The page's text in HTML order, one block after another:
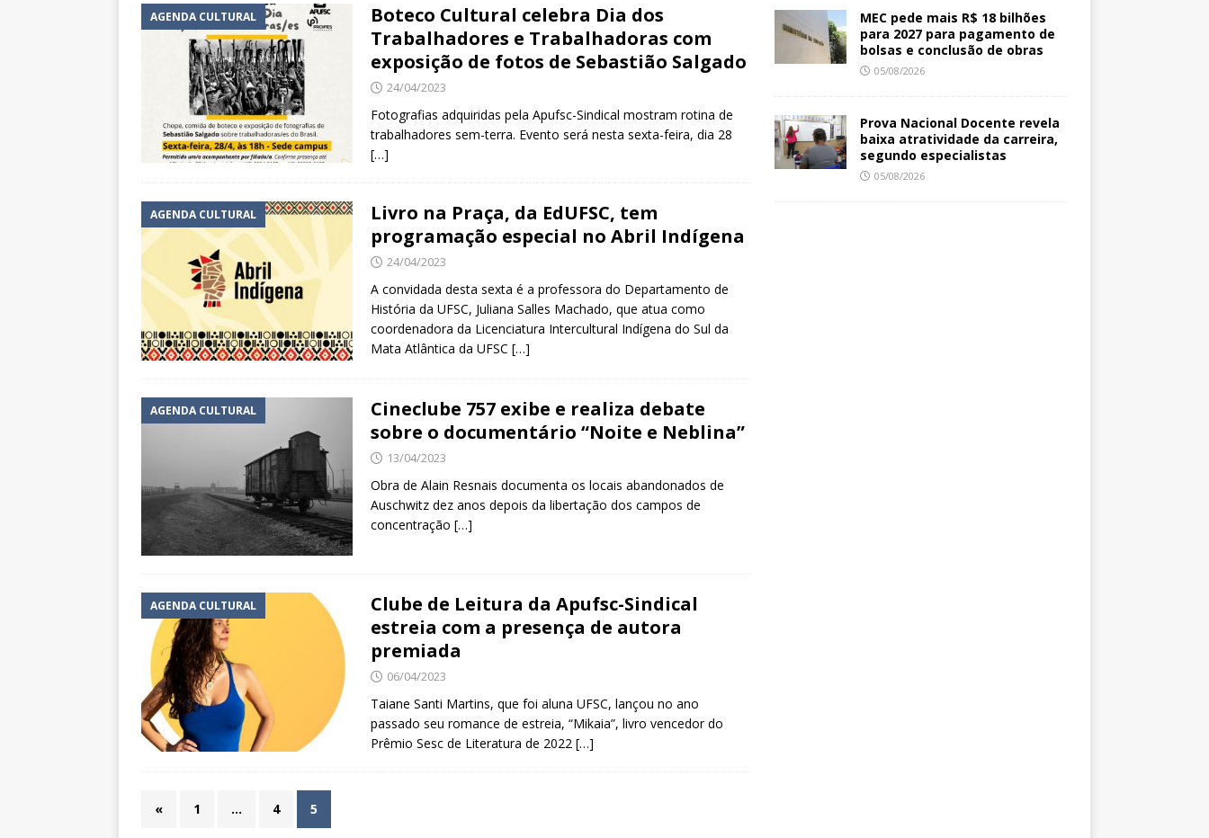
AGENDA CULTURAL
Boteco Cultural celebra Dia dos
Trabalhadores e Trabalhadoras com
exposição de fotos de Sebastião Salgado
24/04/2023
Fotografias adquiridas pela Apufsc-Sindical mostram rotina de
trabalhadores sem-terra. Evento será nesta sexta-feira, dia 28
[…]
AGENDA CULTURAL
Livro na Praça, da EdUFSC, tem
programação especial no Abril Indígena
24/04/2023
A convidada desta sexta é a professora do Departamento de
História da UFSC, Juliana Salles Machado, que atua como
coordenadora da Licenciatura Intercultural Indígena do Sul da
Mata Atlântica da UFSC […]
AGENDA CULTURAL
Cineclube 757 exibe e realiza debate
sobre o documentário “Noite e Neblina”
13/04/2023
Obra de Alain Resnais documenta os locais abandonados de
Auschwitz dez anos depois da libertação dos campos de
concentração […]
AGENDA CULTURAL
Clube de Leitura da Apufsc-Sindical
estreia com a presença de autora
premiada
06/04/2023
Taiane Santi Martins, que foi aluna UFSC, lançou no ano
passado seu romance de estreia, “Mikaia”, livro vencedor do
Prêmio Sesc de Literatura de 2022 […]
« 1 … 4 5
MEC pede mais R$ 18 bilhões
para 2027 para pagamento de
bolsas e conclusão de obras
05/08/2026
Prova Nacional Docente revela
baixa atratividade da carreira,
segundo especialistas
05/08/2026